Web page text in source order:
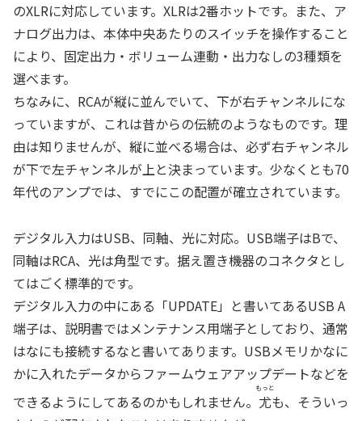
のXLRに対応しています。XLRは2番ホットです。また、ア
ナログ出力は、本体中央あたりのスイッチを操作すること
により、固定出力・ボリューム連動・出力なしの3種類を
選べます。
ちなみに、RCAが縦に並んでいて、下が右チャンネルにな
っていますが、これは昔からの伝統のようなものです。理
由は知りませんが、縦に並べる場合は、必ず右チャンネル
が下で左チャンネルが上と決まっています。少なくとも70
年代のアンプでは、すでにこの配置が確立されています。
デジタル入力はUSB、同軸、光に対応。USB端子はBで、
同軸はRCA、光は角型です。据え置き機器のコネクタとし
てはごく標準的です。
デジタル入力の中にある「UPDATE」と書いてあるUSB A
端子は、説明書ではメンテナンス用端子としており、通常
はなにも接続するなと書いてあります。USBメモリかなに
かに入れたデータからファームウェアアップデートなどを
できるようにしてあるのかもしれません。 尤
もっと
も、そういっ